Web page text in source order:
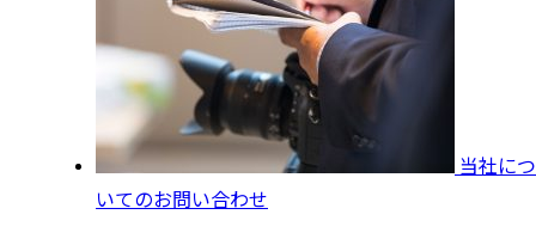
当社につ
いてのお問い合わせ